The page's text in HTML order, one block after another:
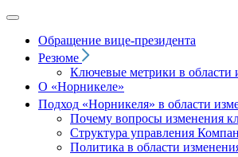
Обращение вице‑президента
Резюме
Ключевые метрики в области
О «Норникеле»
Подход «Норникеля» в области
Почему вопросы изменения
Структура управления
Политика в области